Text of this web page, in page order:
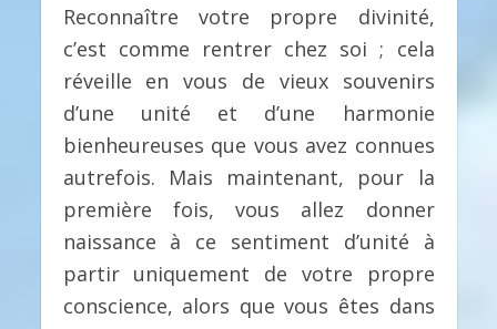
Reconnaître votre propre divinité,
c’est comme rentrer chez soi ; cela
réveille en vous de vieux souvenirs
d’une unité et d’une harmonie
bienheureuses que vous avez connues
autrefois. Mais maintenant, pour la
première fois, vous allez donner
naissance à ce sentiment d’unité à
partir uniquement de votre propre
conscience, alors que vous êtes dans